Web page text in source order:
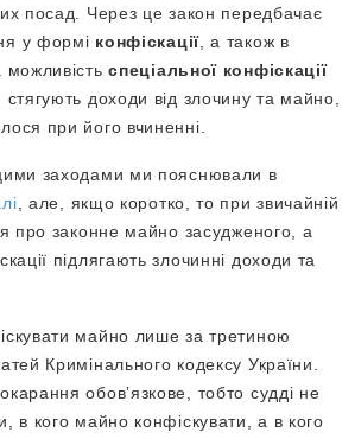
посад. Через це закон передбачає
у формі конфіскації, а також в
можливістьспеціальної конфіскації
доходи від злочину та майно,
при його вчиненні.
заходами ми пояснювали в
, але, якщо коротко, то при звичайній
про законне майно засудженого, а
підлягають злочинні доходи та
майно лише за третиною
Кримінального кодексу України.
обовʼязкове, тобто судді не
в кого майно конфіскувати, а в кого